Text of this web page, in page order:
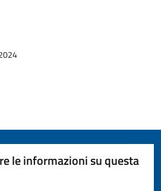
le informazioni su questa